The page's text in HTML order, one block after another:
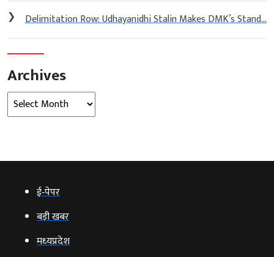
❯ Delimitation Row: Udhayanidhi Stalin Makes DMK’s Stand...
Archives
Archives
ई‑पेपर
बड़ी खबर
मध्‍यप्रदेश